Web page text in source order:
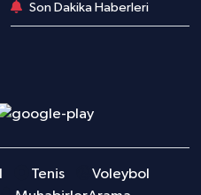
Son Dakika Haberleri
Tenis
Voleybol